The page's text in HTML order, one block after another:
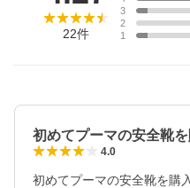
22件
3
2
1
初めてプーマの安全靴
4.0
初めてプーマの安全靴を購